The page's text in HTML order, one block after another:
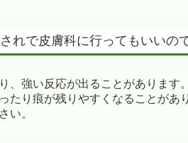
れで皮膚科に行ってもいいの
、強い反応が出ることがあります。
たり痕が残りやすくなることが
い。